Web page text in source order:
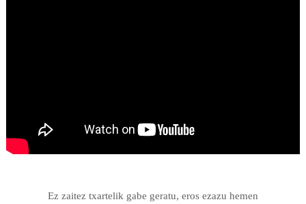
Ez zaitez txartelik gabe geratu, eros ezazu hemen